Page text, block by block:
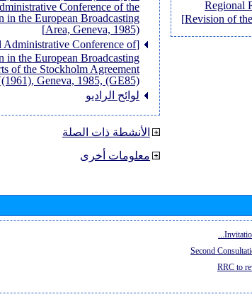
Conference of the
in the European Broadcasting
Area, Geneva, 1985)]
Administrative Conference of
in the European Broadcasting
of the Stockholm Agreement
(1961), Geneva, 1985, (GE85)]
لوائح الراديو
الأنشطة ذات الصلة
معلومات أخرى
[Regional
Revision of
Second
RRC to